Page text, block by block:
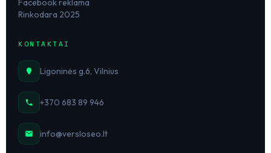
Facebook reklama
Rinkodara 2025
KONTAKTAI
Ligoninės g.6, Vilnius
+370 683 89 946
info@versloseo.lt